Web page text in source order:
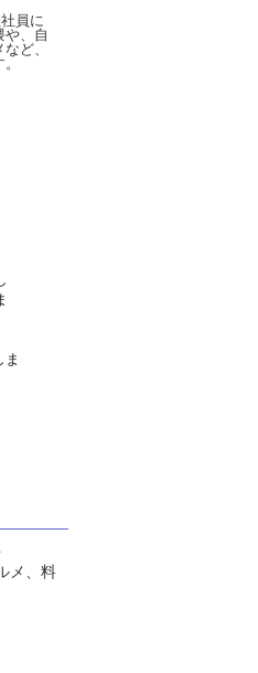
員に
や、自
ど、
メ、料